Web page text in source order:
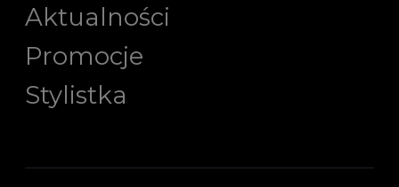
Aktualności
Promocje
Stylistka